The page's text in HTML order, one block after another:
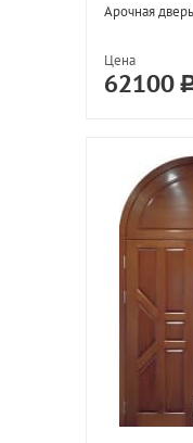
Арочная
Цена
62100